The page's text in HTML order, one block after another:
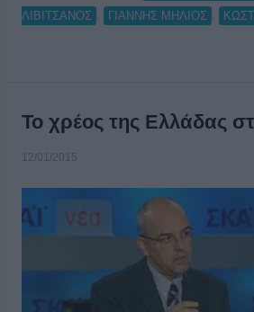
ΛΙΒΙΤΣΑΝΟΣ
ΓΙΑΝΝΗΣ ΜΗΛΙΟΣ
Το χρέος της Ελλάδας
12/01/2015